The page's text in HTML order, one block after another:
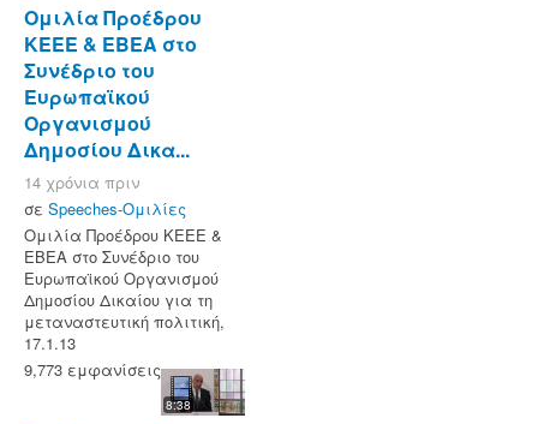
Ομιλία Προέδρου
ΚΕΕΕ & ΕΒΕΑ στο
Συνέδριο του
Ευρωπαϊκού
Οργανισμού
Δημοσίου Δικα...
14 χρόνια πριν
σε Speeches-Ομιλίες
Ομιλία Προέδρου ΚΕΕΕ &
ΕΒΕΑ στο Συνέδριο του
Ευρωπαϊκού Οργανισμού
Δημοσίου Δικαίου για τη
μεταναστευτική πολιτική,
17.1.13
9,773 εμφανίσεις
8:38